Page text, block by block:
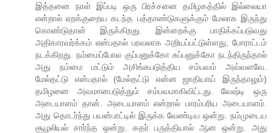
இத்தனை நாள் இப்படி ஒரு பிரச்சனை தமிழகத்தில் இல்லையா
என்றால் ஏறக்குறைய கடந்த பத்தாண்டுகளுக்கும் மேலாக இருந்து
கொண்டுதான் இருக்கிறது. இன்றைக்கு பாதிக்கப்படுவது
அதிகாரவர்க்கம் என்பதால் பரவலாக அறியப்பட்டுள்ளது, போராட்டம்
நடக்கிறது. நம்மைப்போல குப்பனுக்கோ சுப்பனுக்கோ நடந்திருந்தால்
அது நம்மை மட்டும் அசிங்கபடுத்திய சம்பவம் அவ்வளவே.
மேல்தட்டு என்பதால் (மேல்தட்டு என்ன ஜாதியாய் இருந்தாலும்)
தமிழனை அவமானபடுத்தும் சம்பவமாகிவிட்டது. வேஷ்டி ஒரு
அடையாளம் தான். அடையாளம் என்றால் பாரம்பரிய அடையாளம்.
அது தொடர்ந்து பயன்பாட்டில் இருக்க வேண்டிய ஒன்று. நம்முடைய
சூழலியல் சார்ந்த ஒன்று. கதர் பருத்தியால் ஆன ஒன்று. அது